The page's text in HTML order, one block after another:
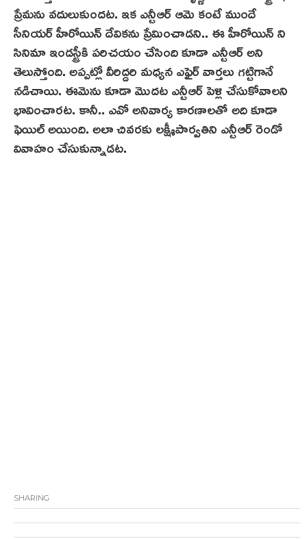
ప్రేమను వదులుకుందట. ఇక ఎన్టీఆర్ ఆమె కంటే ముందే
సీనియర్ హీరోయిన్ దేవికను ప్రేమించాడని.. ఈ హీరోయిన్ ని
సినిమా ఇండస్ట్రీకి పరిచయం చేసింది కూడా ఎన్టీఆర్ అని
తెలుస్తోంది. అప్పట్లో వీరిద్దరి మధ్యన ఎఫైర్ వార్తలు గట్టిగానే
నడిచాయి. ఈమెను కూడా మొదట ఎన్టీఆర్ పెళ్లి చేసుకోవాలని
భావించారట. కానీ.. ఎవో అనివార్య‌ కారణాలతో అది కూడా
ఫెయిల్ అయింది. అలా చివరకు లక్ష్మీపార్వతిని ఎన్టీఆర్ రెండో
వివాహం చేసుకున్నాడట.
SHARING